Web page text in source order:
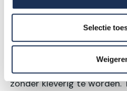
Selectie
klemmen die na verloop
moeten worden.
glaspanelen op
voordat ze poreus worden.
grafietpoeder in sloten
zonder kleverig te worden.